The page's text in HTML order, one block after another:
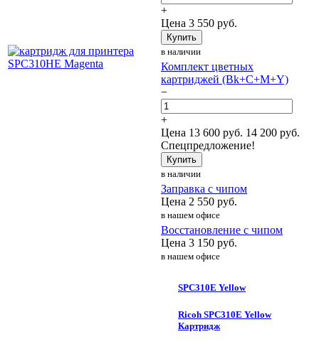
+
Цена 3 550 руб.
Купить
в наличии
Комплект цветных
картриджей (Bk+C+M+Y)
−
+
Цена 13 600 руб. 14 200 руб.
Спецпредложение!
Купить
в наличии
Заправка с чипом
Цена 2 550 руб.
в нашем офисе
Восстановление с чипом
Цена 3 150 руб.
в нашем офисе
SPC310E Yellow
Ricoh SPC310E Yellow
Картридж